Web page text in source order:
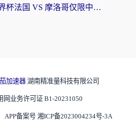
在国外看世界杯法国 VS 摩洛哥仅限中国大陆？海外党这样看中文解说赛事不卡顿
加速器 湖南精准量科技有限公司
网业务许可证 B1-20231050
APP备案号 湘ICP备2023004234号-3A